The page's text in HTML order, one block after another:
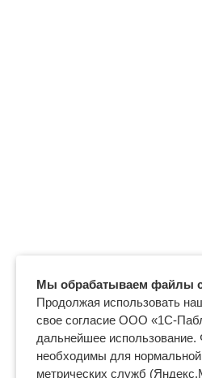
Мы обрабатываем файлы
Продолжая использовать
свое согласие ООО «1С-
дальнейшее
необходимы для
метрических служб